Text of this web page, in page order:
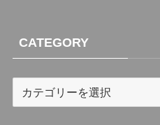
CATEGORY
CATEGORY